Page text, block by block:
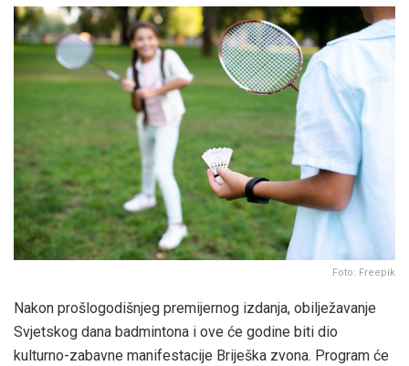
Foto: Freepik
Nakon prošlogodišnjeg premijernog izdanja, obilježavanje
Svjetskog dana badmintona i ove će godine biti dio
kulturno-zabavne manifestacije Briješka zvona. Program će